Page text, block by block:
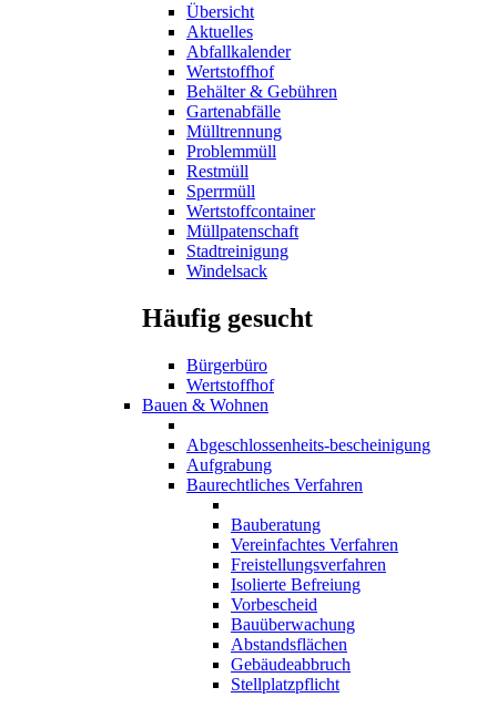
Übersicht
Aktuelles
Abfallkalender
Wertstoffhof
Behälter & Gebühren
Gartenabfälle
Mülltrennung
Problemmüll
Restmüll
Sperrmüll
Wertstoffcontainer
Müllpatenschaft
Stadtreinigung
Windelsack
Häufig gesucht
Bürgerbüro
Wertstoffhof
Bauen & Wohnen
Abgeschlossenheits-bescheinigung
Aufgrabung
Baurechtliches Verfahren
Bauberatung
Vereinfachtes Verfahren
Freistellungsverfahren
Isolierte Befreiung
Vorbescheid
Bauüberwachung
Abstandsflächen
Gebäudeabbruch
Stellplatzpflicht